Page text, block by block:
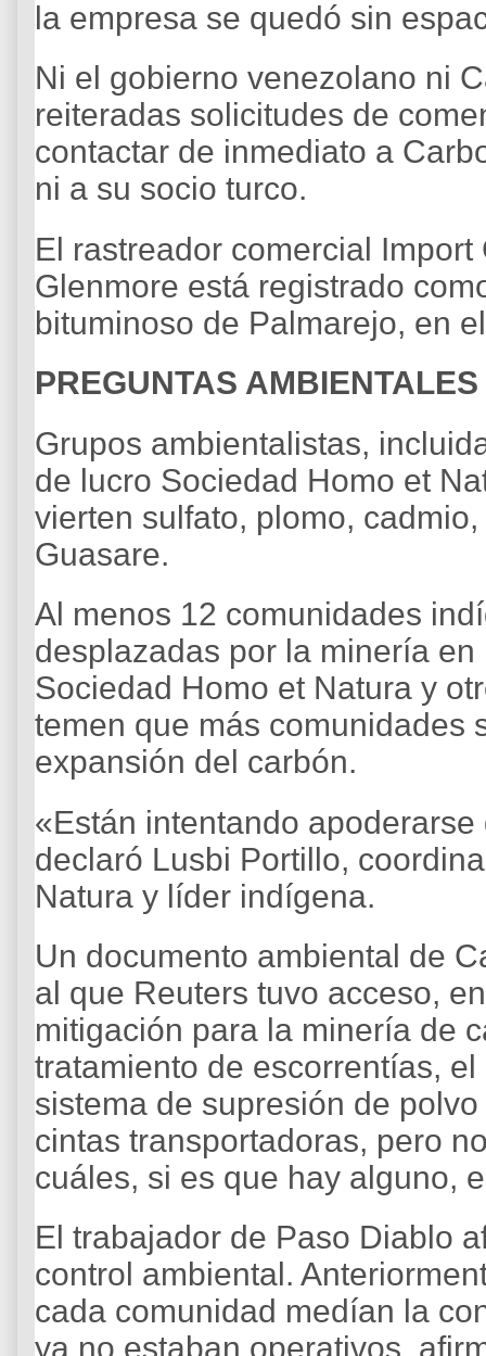
la empresa se quedó sin
Ni el gobierno venezolano ni
reiteradas solicitudes de
contactar de inmediato a
ni a su socio turco.
El rastreador comercial
Glenmore está registrado
bituminoso de Palmarejo, en
PREGUNTAS AMBIENTALES
Grupos ambientalistas,
de lucro Sociedad Homo et
vierten sulfato, plomo,
Guasare.
Al menos 12 comunidades
desplazadas por la minería
Sociedad Homo et Natura y
temen que más comunidades
expansión del carbón.
«Están intentando
declaró Lusbi Portillo,
Natura y líder indígena.
Un documento ambiental de
al que Reuters tuvo acceso,
mitigación para la minería de
tratamiento de escorrentías,
sistema de supresión de
cintas transportadoras, pero
cuáles, si es que hay alguno,
El trabajador de Paso Diablo
control ambiental.
cada comunidad medían la
ya no estaban operativos,